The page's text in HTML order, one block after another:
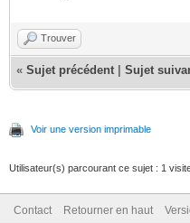
Trouver
« Sujet précédent Sujet
Voir une version imprimable
Utilisateur(s) parcourant ce sujet : 1
Contact Retourner en haut